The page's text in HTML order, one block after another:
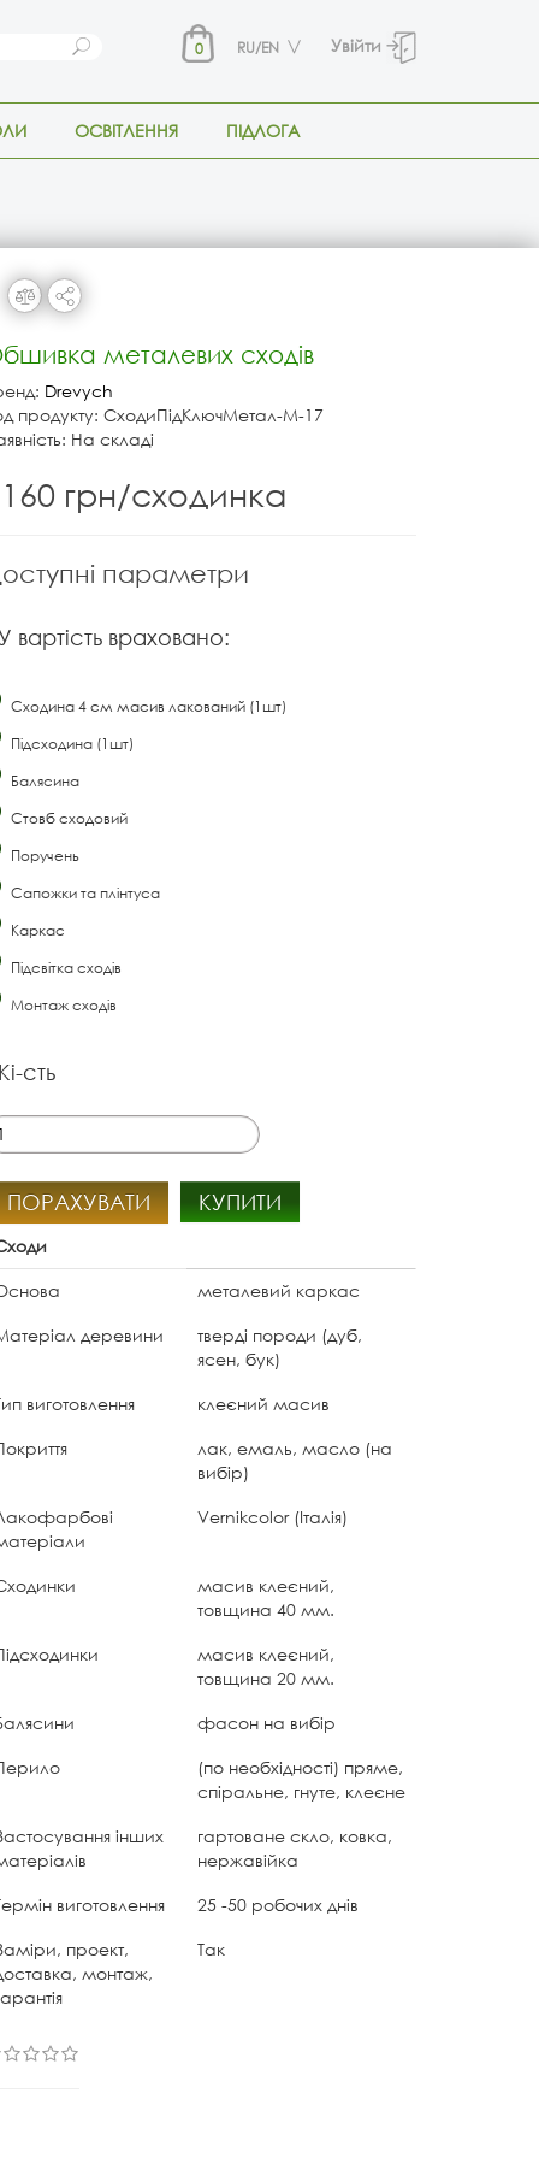
0 RU/EN Увійти
ОСВІТЛЕННЯ ПІДЛОГА
металевих сходів
Drevych
продукту: СходиПідКлючМетал-М-17
На складі
грн/сходинка
параметри
вартість враховано:
Сходина 4 см масив лакований (1шт)
Підсходина (1шт)
Балясина
Стовб сходовий
Поручень
Сапожки та плінтуса
Каркас
Підсвітка сходів
Монтаж сходів
сть
ПОРАХУВАТИ КУПИТИ
металевий каркас
деревини
тверді породи (дуб,
ясен, бук)
виготовлення
клеєний масив
лак, емаль, масло (на
вибір)
Vernikcolor (Італія)
масив клеєний,
товщина 40 мм.
масив клеєний,
товщина 20 мм.
фасон на вибір
(по необхідності) пряме,
спіральне, гнуте, клеєне
інших
гартоване скло, ковка,
нержавійка
виготовлення
25 -50 робочих днів
проект,
монтаж,
Так